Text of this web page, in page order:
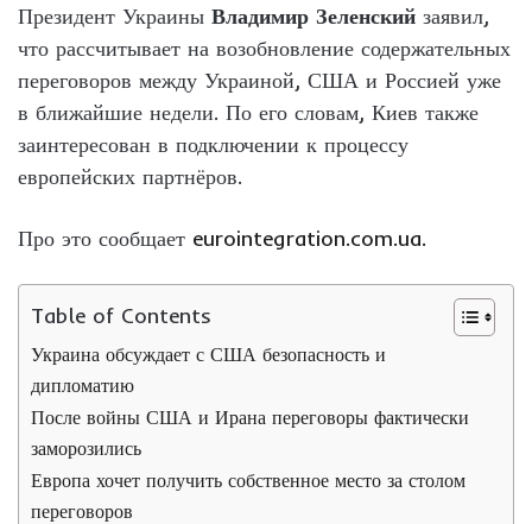
Президент Украины Владимир Зеленский заявил,
что рассчитывает на возобновление содержательных
переговоров между Украиной, США и Россией уже
в ближайшие недели. По его словам, Киев также
заинтересован в подключении к процессу
европейских партнёров.
Про это сообщает eurointegration.com.ua.
Table of Contents
Украина обсуждает с США безопасность и
дипломатию
После войны США и Ирана переговоры фактически
заморозились
Европа хочет получить собственное место за столом
переговоров